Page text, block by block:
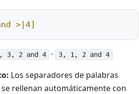
>|4]
3, 2 and 4 · 3, 1, 2 and 4
Los separadores de palabras
se rellenan automáticamente con